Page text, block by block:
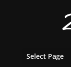
Select Page